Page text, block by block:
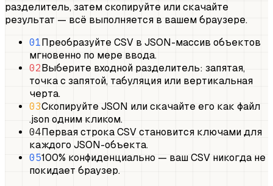
разделитель, затем скопируйте или скачайте
результат — всё выполняется в вашем браузере.
01Преобразуйте CSV в JSON-массив объектов
мгновенно по мере ввода.
02Выберите входной разделитель: запятая,
точка с запятой, табуляция или вертикальная
черта.
03Скопируйте JSON или скачайте его как файл
.json одним кликом.
04Первая строка CSV становится ключами для
каждого JSON-объекта.
05100% конфиденциально — ваш CSV никогда не
покидает браузер.